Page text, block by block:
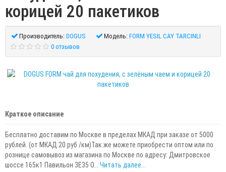
корицей 20 пакетиков
Производитель: DOGUS Модель: FORM YESIL CAY TARCINLI
0 отзывов
Краткое описание
Бесплатно доставим по Москве в пределах МКАД при заказе от 5000
рублей. (от МКАД 20 руб /км)Так же можете приобрести оптом или по
рознице самовывоз из магазина по Москве по адресу: Дмитровское
шоссе 165к1 Павильон 3Е35 О... Читать далее...